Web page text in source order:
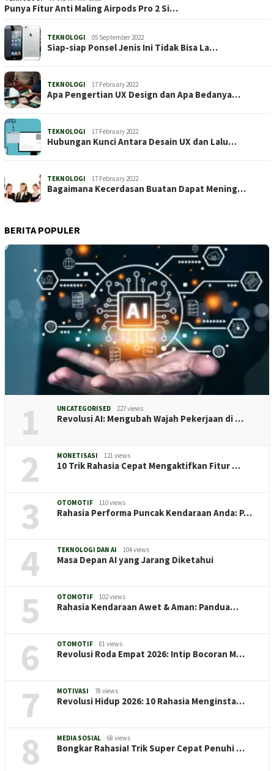
Punya Fitur Anti Maling Airpods Pro 2 Si…
TEKNOLOGI 05 September 2022
Siap-siap Ponsel Jenis Ini Tidak Bisa La…
TEKNOLOGI 17 February 2022
Apa Pengertian UX Design dan Apa Bedanya…
TEKNOLOGI 17 February 2022
Hubungan Kunci Antara Desain UX dan Lalu…
TEKNOLOGI 17 February 2022
Bagaimana Kecerdasan Buatan Dapat Mening…
BERITA POPULER
1 UNCATEGORISED 227 views
Revolusi AI: Mengubah Wajah Pekerjaan di …
2 MONETISASI 121 views
10 Trik Rahasia Cepat Mengaktifkan Fitur …
3 OTOMOTIF 110 views
Rahasia Performa Puncak Kendaraan Anda: P…
4 TEKNOLOGI DAN AI 104 views
Masa Depan AI yang Jarang Diketahui
5 OTOMOTIF 102 views
Rahasia Kendaraan Awet & Aman: Pandua…
6 OTOMOTIF 81 views
Revolusi Roda Empat 2026: Intip Bocoran M…
7 MOTIVASI 78 views
Revolusi Hidup 2026: 10 Rahasia Menginsta…
8 MEDIA SOSIAL 68 views
Bongkar Rahasia! Trik Super Cepat Penuhi …